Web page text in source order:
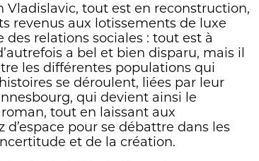
Vladislavic, tout est en reconstruction,
revenus aux lotissements de luxe
des relations sociales : tout est à
a bel et bien disparu, mais il
les différentes populations qui
se déroulent, liées par leur
qui devient ainsi le
tout en laissant aux
pour se débattre dans les
et de la création.